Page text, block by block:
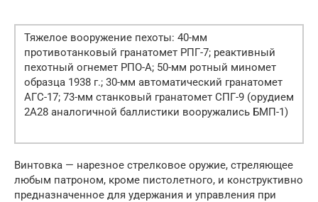
Тяжелое вооружение пехоты: 40-мм
противотанковый гранатомет РПГ-7; реактивный
пехотный огнемет РПО-А; 50-мм ротный миномет
образца 1938 г.; 30-мм автоматический гранатомет
АГС-17; 73-мм станковый гранатомет СПГ-9 (орудием
2А28 аналогичной баллистики вооружались БМП-1)
Винтовка — нарезное стрелковое оружие, стреляющее
любым патроном, кроме пистолетного, и конструктивно
предназначенное для удержания и управле­ния при